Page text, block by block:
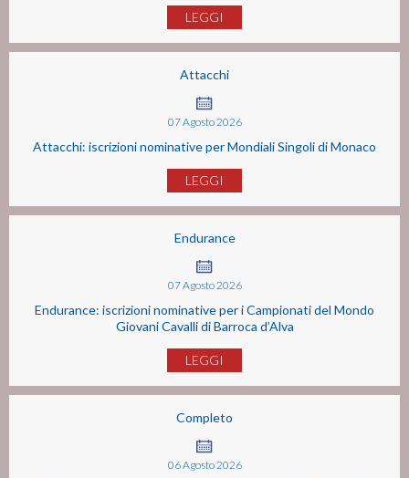
LEGGI
Attacchi
07Agosto2026
Attacchi: iscrizioni nominative per Mondiali Singoli di Monaco
LEGGI
Endurance
07Agosto2026
Endurance: iscrizioni nominative per i Campionati del Mondo
Giovani Cavalli di Barroca d’Alva
LEGGI
Completo
06Agosto2026